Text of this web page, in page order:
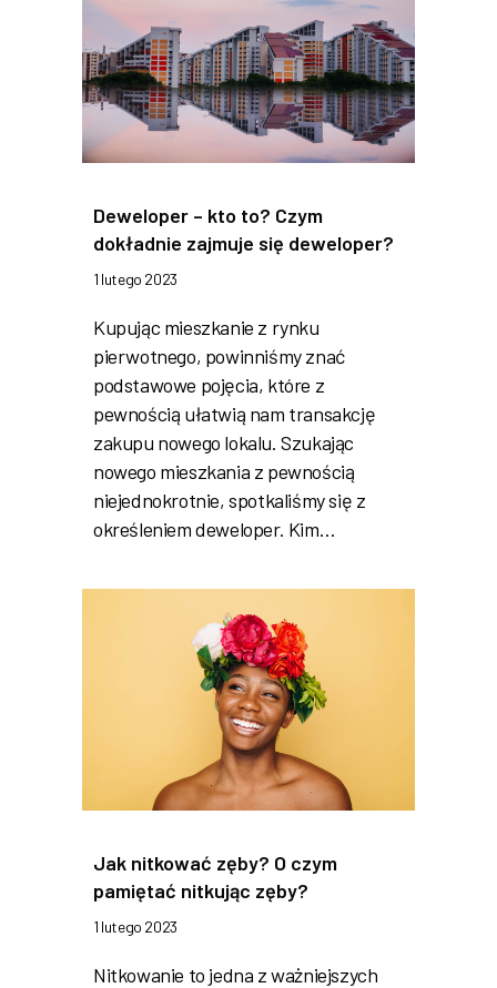
Deweloper – kto to? Czym
dokładnie zajmuje się deweloper?
1 lutego 2023
Kupując mieszkanie z rynku
pierwotnego, powinniśmy znać
podstawowe pojęcia, które z
pewnością ułatwią nam transakcję
zakupu nowego lokalu. Szukając
nowego mieszkania z pewnością
niejednokrotnie, spotkaliśmy się z
określeniem deweloper. Kim…
Jak nitkować zęby? O czym
pamiętać nitkując zęby?
1 lutego 2023
Nitkowanie to jedna z ważniejszych